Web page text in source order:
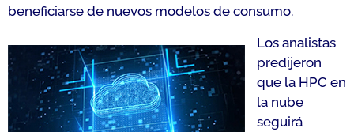
beneficiarse de nuevos modelos de consumo.
Los analistas
predijeron
que la HPC en
la nube
seguirá